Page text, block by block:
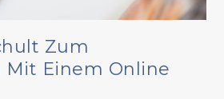
Zum
Mit Einem Online